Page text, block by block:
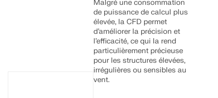
Malgré une consommation
de puissance de calcul plus
élevée, la CFD permet
d’améliorer la précision et
l’efficacité, ce qui la rend
particulièrement précieuse
pour les structures élevées,
irrégulières ou sensibles au
vent.